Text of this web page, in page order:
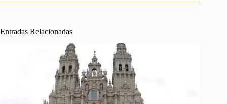
Entradas Relacionadas